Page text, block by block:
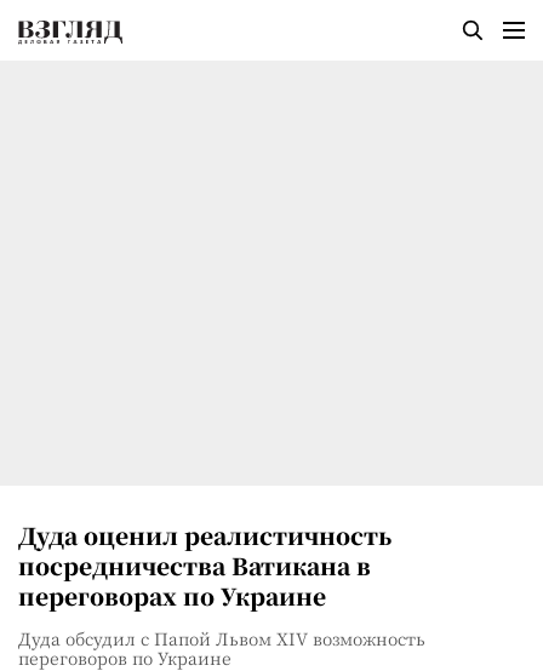
Дуда оценил реалистичность
посредничества Ватикана в
переговорах по Украине
Дуда обсудил с Папой Львом XIV возможность
переговоров по Украине